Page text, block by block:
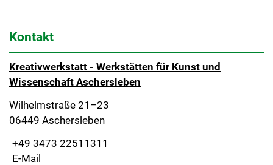
Kontakt
Kreativwerkstatt - Werkstätten für Kunst und
Wissenschaft Aschersleben
Wilhelmstraße 21–23
06449 Aschersleben
+49 3473 22511311
E-Mail